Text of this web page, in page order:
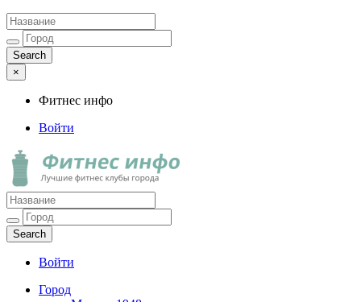
×
Фитнес инфо
Войти
Фитнес инфо
Лучшие фитнес клубы города
Войти
Город